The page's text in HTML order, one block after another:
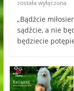
została wyłączona
„Bądźcie
sądźcie, a nie
będziecie